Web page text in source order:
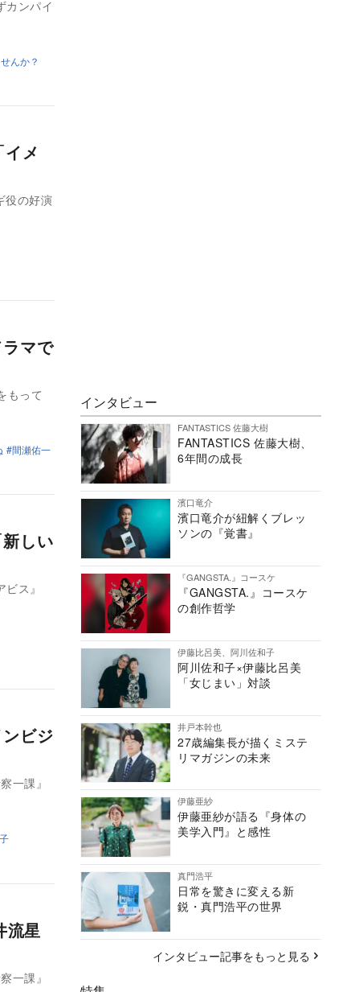
カンパイ
んか？
メ
役の好演
マで
もって
間瀬佑一
しい
ス』
ビジ
一課』
流星
一課』
インタビュー
FANTASTICS 佐藤大樹
FANTASTICS 佐藤大樹、
6年間の成長
濱口竜介
濱口竜介が紐解くブレッ
ソンの『覚書』
『GANGSTA.』コースケ
『GANGSTA.』コースケ
の創作哲学
伊藤比呂美、阿川佐和子
阿川佐和子×伊藤比呂美
「女じまい」対談
井戸本幹也
27歳編集長が描くミステ
リマガジンの未来
伊藤亜紗
伊藤亜紗が語る『身体の
美学入門』と感性
真門浩平
日常を驚きに変える新
鋭・真門浩平の世界
インタビュー記事をもっと見る